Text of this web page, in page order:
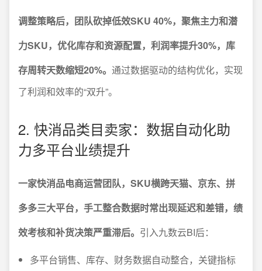
调整策略后，团队砍掉低效SKU 40%，聚焦主力和潜
力SKU，优化库存和资源配置，利润率提升30%，库
存周转天数缩短20%。 通过数据驱动的结构优化，实现
了利润和效率的“双升”。
2. 快消品类目卖家：数据自动化助
力多平台业绩提升
一家快消品电商运营团队，SKU横跨天猫、京东、拼
多多三大平台，手工整合数据时常出现延迟和差错，绩
效考核和补货决策严重滞后。 引入九数云BI后：
多平台销售、库存、财务数据自动整合，关键指标